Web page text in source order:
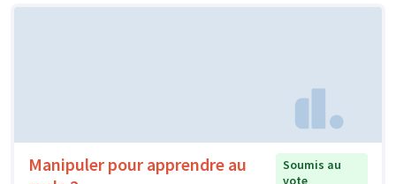
Manipuler pour apprendre au
Soumis au
vote